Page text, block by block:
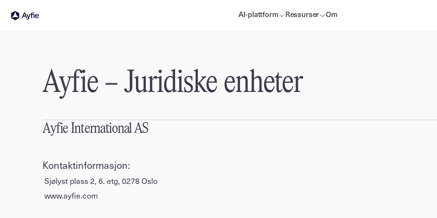
AI-plattform Ressurser Om
Ayfie – Juridiske enheter
Ayfie International AS
Kontaktinformasjon:
Sjølyst plass 2, 6. etg, 0278 Oslo
www.ayfie.com